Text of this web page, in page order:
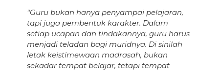
“Guru bukan hanya penyampai pelajaran,
tapi juga pembentuk karakter. Dalam
setiap ucapan dan tindakannya, guru harus
menjadi teladan bagi muridnya. Di sinilah
letak keistimewaan madrasah, bukan
sekadar tempat belajar, tetapi tempat